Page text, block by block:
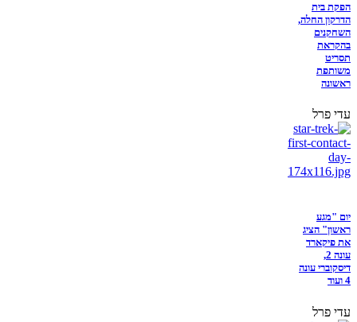
הפקת בית
הדרקון החלה,
השחקנים
בהקראת
תסריט
משותפת
ראשונה
עדי פרל
יום "מגע
ראשון" הציג
את פיקארד
עונה 2,
דיסקוברי עונה
4 ועוד
עדי פרל